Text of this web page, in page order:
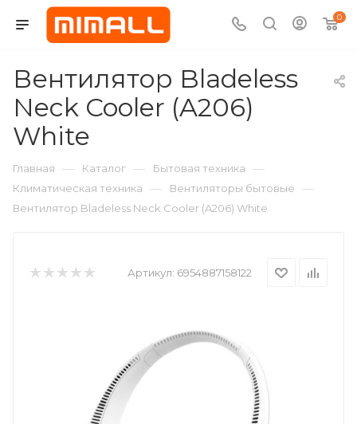
0
Вентилятор Bladeless
Neck Cooler (A206)
White
Главная — Каталог — Бытовая техника —
Климатическая техника — Вентиляторы бытовые —
Вентилятор Bladeless Neck Cooler (A206) White
Артикул: 6954887158122